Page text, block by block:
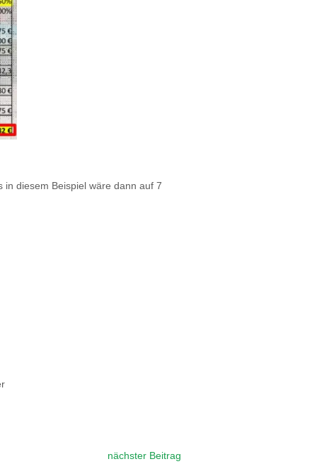
in diesem Beispiel wäre dann auf 7
nächster Beitrag